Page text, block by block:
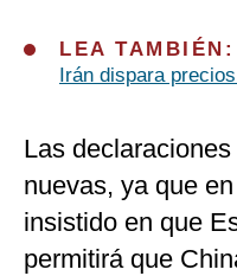
LEA TAMBIÉN:
Irán dispara
Las
nuevas, ya que
insistido en que
permitirá que